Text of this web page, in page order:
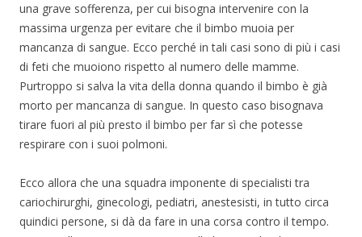
una grave sofferenza, per cui bisogna intervenire con la
massima urgenza per evitare che il bimbo muoia per
mancanza di sangue. Ecco perché in tali casi sono di più i casi
di feti che muoiono rispetto al numero delle mamme.
Purtroppo si salva la vita della donna quando il bimbo è già
morto per mancanza di sangue. In questo caso bisognava
tirare fuori al più presto il bimbo per far sì che potesse
respirare con i suoi polmoni.
Ecco allora che una squadra imponente di specialisti tra
cariochirurghi, ginecologi, pediatri, anestesisti, in tutto circa
quindici persone, si dà da fare in una corsa contro il tempo.